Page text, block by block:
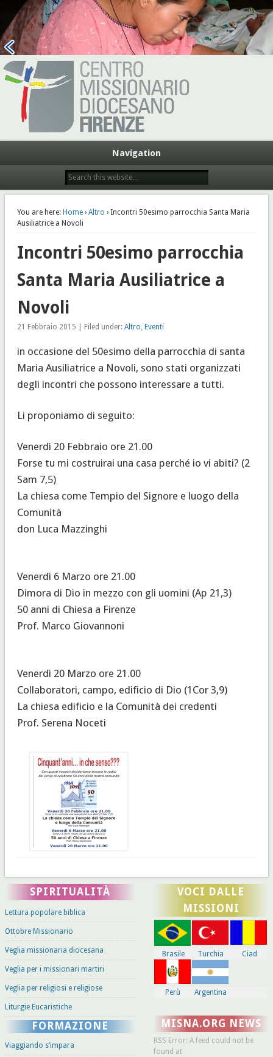
Centro Missionario Diocesano
Firenze
Navigation
You are here: Home› Altro › Incontri 50esimo parrocchia Santa Maria
Ausiliatrice a Novoli
Incontri 50esimo parrocchia
Santa Maria Ausiliatrice a
Novoli
21 Febbraio 2015 | Filed under: Altro Eventi
in occasione del 50esimo della parrocchia di santa
Maria Ausiliatrice a Novoli, sono stati organizzati
degli incontri che possono interessare a tutti.
Li proponiamo di seguito:
Venerdì 20 Febbraio ore 21.00
Forse tu mi costruirai una casa perché io vi abiti? (2
Sam 7,5)
La chiesa come Tempio del Signore e luogo della
Comunità
don Luca Mazzinghi
Venerdì 6 Marzo ore 21.00
Dimora di Dio in mezzo con gli uomini (Ap 21,3)
50 anni di Chiesa a Firenze
Prof. Marco Giovannoni
Venerdì 20 Marzo ore 21.00
Collaboratori, campo, edificio di Dio (1Cor 3,9)
La chiesa edificio e la Comunità dei credenti
Prof. Serena Noceti
SPIRITUALITÀ
Lettura popolare biblica
Ottobre Missionario
Veglia missionaria diocesana
Veglia per i missionari martiri
Veglia per religiosi e religiose
Liturgie Eucaristiche
FORMAZIONE
Viaggiando s’impara
VOCI DALLE
MISSIONI
Brasile Turchia Ciad
Perù Argentina
MISNA.ORG NEWS
RSS Error: A feed could not be
found at